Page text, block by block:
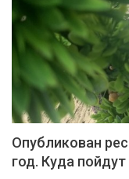
Опубликован
год. Куда пойдут